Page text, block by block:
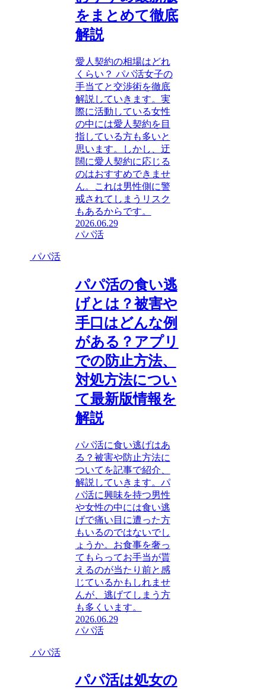
をまとめて徹底
解説
愛人契約の相場はどれ
くらい？ パパ活女子の
手当てと交渉術を徹底
解説していきます。実
際に活動している女性
の中には愛人契約を目
指している方も多いと
思います。しかし、迂
闊に愛人契約に応じる
のはおすすめできませ
ん。これは男性側に警
戒されてしまうリスク
もあるからです。
2026.06.29
パパ活
パパ活
パパ活の食い逃
げとは？被害や
手口はどんな例
がある？アプリ
での防止方法、
対処方法につい
て最新版情報を
解説
パパ活に食い逃げはあ
る？被害や防止方法に
ついてを記事で紹介、
解説していきます。パ
パ活に興味を持つ男性
や女性の中には食い逃
げで痛い目に遭った方
もいるのではないでし
ょうか。お食事を奢っ
てもらってお手当が貰
えるのが当たり前と感
じているかもしれませ
んが、逃げてしまう方
も多くいます。
2026.06.29
パパ活
パパ活
パパ活は処女の